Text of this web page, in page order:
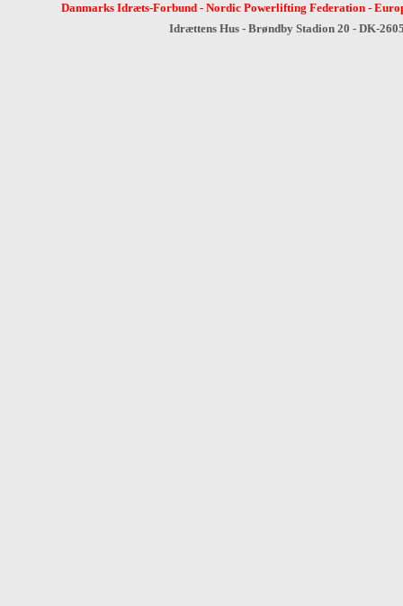
Danmarks Idræts-Forbund- Nordic Powerlifting Federation-
Idrættens Hus - Brøndby Stadion 20 - DK-